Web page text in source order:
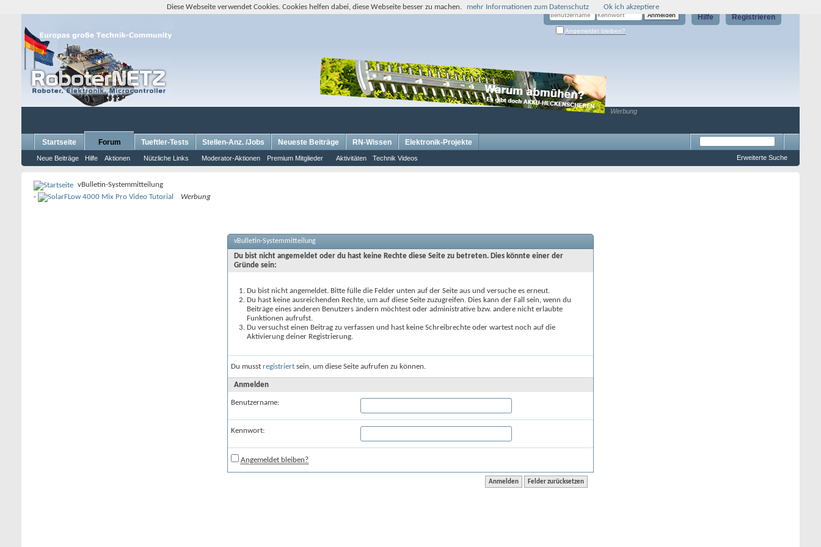
Registrieren
Hilfe
Angemeldet bleiben?
Werbung
Startseite Forum
Neue Beiträge Hilfe Aktionen Nützliche Links Moderator-Aktionen Premium Mitglieder Aktivitäten Technik Videos
Tueftler-Tests Stellen-Anz. /Jobs Neueste Beiträge RN-Wissen Elektronik-Projekte
Erweiterte Suche
vBulletin-Systemmitteilung
-
Werbung
vBulletin-Systemmitteilung
Du bist nicht angemeldet oder du hast keine Rechte diese Seite zu betreten. Dies könnte einer der
Gründe sein:
Du bist nicht angemeldet. Bitte fülle die Felder unten auf der Seite aus und versuche es erneut.
Du hast keine ausreichenden Rechte, um auf diese Seite zuzugreifen. Dies kann der Fall sein, wenn du
Beiträge eines anderen Benutzers ändern möchtest oder administrative bzw. andere nicht erlaubte
Funktionen aufrufst.
Du versuchst einen Beitrag zu verfassen und hast keine Schreibrechte oder wartest noch auf die
Aktivierung deiner Registrierung.
Du musst registriert sein, um diese Seite aufrufen zu können.
Anmelden
Benutzername:
Kennwort:
Angemeldet bleiben?
Diese Webseite verwendet Cookies. Cookies helfen dabei, diese Webseite besser zu machen. mehr Informationen zum Datenschutz Ok ich akzeptiere